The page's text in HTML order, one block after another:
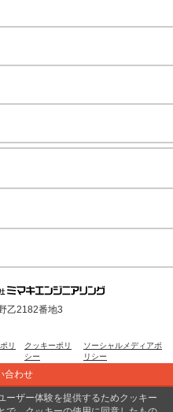
乙2182番地3
リ
クッキーポリ
シー
ソーシャルメディアポ
リシー
CO., LTD.
合わせ
ーザー体験を提供するためクッキー